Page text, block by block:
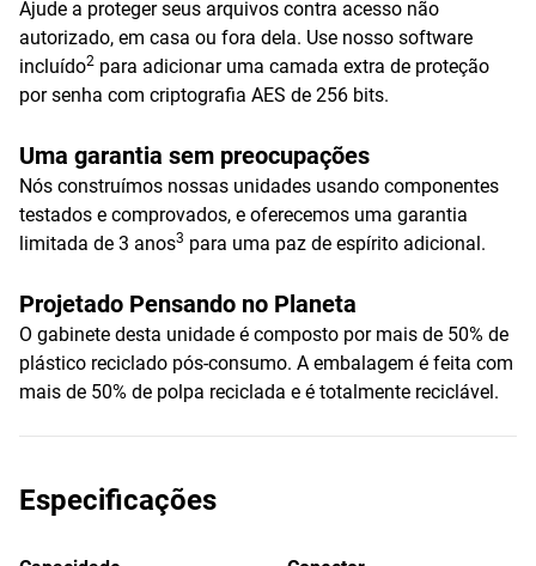
Ajude a proteger seus arquivos contra acesso não
autorizado, em casa ou fora dela. Use nosso software
incluído2 para adicionar uma camada extra de proteção
por senha com criptografia AES de 256 bits.
Uma garantia sem preocupações
Nós construímos nossas unidades usando componentes
testados e comprovados, e oferecemos uma garantia
limitada de 3 anos3 para uma paz de espírito adicional.
Projetado Pensando no Planeta
O gabinete desta unidade é composto por mais de 50% de
plástico reciclado pós-consumo. A embalagem é feita com
mais de 50% de polpa reciclada e é totalmente reciclável.
Especificações